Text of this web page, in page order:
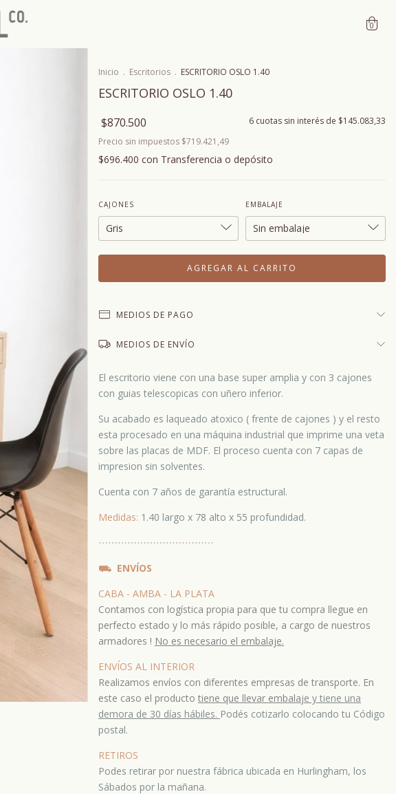
0
Inicio . Escritorios . ESCRITORIO OSLO 1.40
ESCRITORIO OSLO 1.40
$870.500 6 cuotas sin interés de $145.083,33
Precio sin impuestos $719.421,49
$696.400 con Transferencia o depósito
CAJONES EMBALAJE
MEDIOS DE PAGO
MEDIOS DE ENVÍO
El escritorio viene con una base super amplia y con 3 cajones
con guias telescopicas con uñero inferior.
Su acabado es laqueado atoxico ( frente de cajones ) y el resto
esta procesado en una máquina industrial que imprime una veta
sobre las placas de MDF. El proceso cuenta con 7 capas de
impresion sin solventes.
Cuenta con 7 años de garantía estructural.
Medidas: 1.40 largo x 78 alto x 55 profundidad​.
⋯⋯⋯⋯⋯⋯⋯⋯⋯⋯⋯⋯
⛟ ENVÍOS
CABA - AMBA - LA PLATA
Contamos con logística propia para que tu compra llegue en
perfecto estado y lo más rápido posible, a cargo de nuestros
armadores ! No es necesario el embalaje.
ENVÍOS AL INTERIOR
Realizamos envíos con diferentes empresas de transporte. En
este caso el producto tiene que llevar embalaje y tiene una
demora de 30 días hábiles. Podés cotizarlo colocando tu Código
postal.
RETIROS
Podes retirar por nuestra fábrica ubicada en Hurlingham, los
Sábados por la mañana.